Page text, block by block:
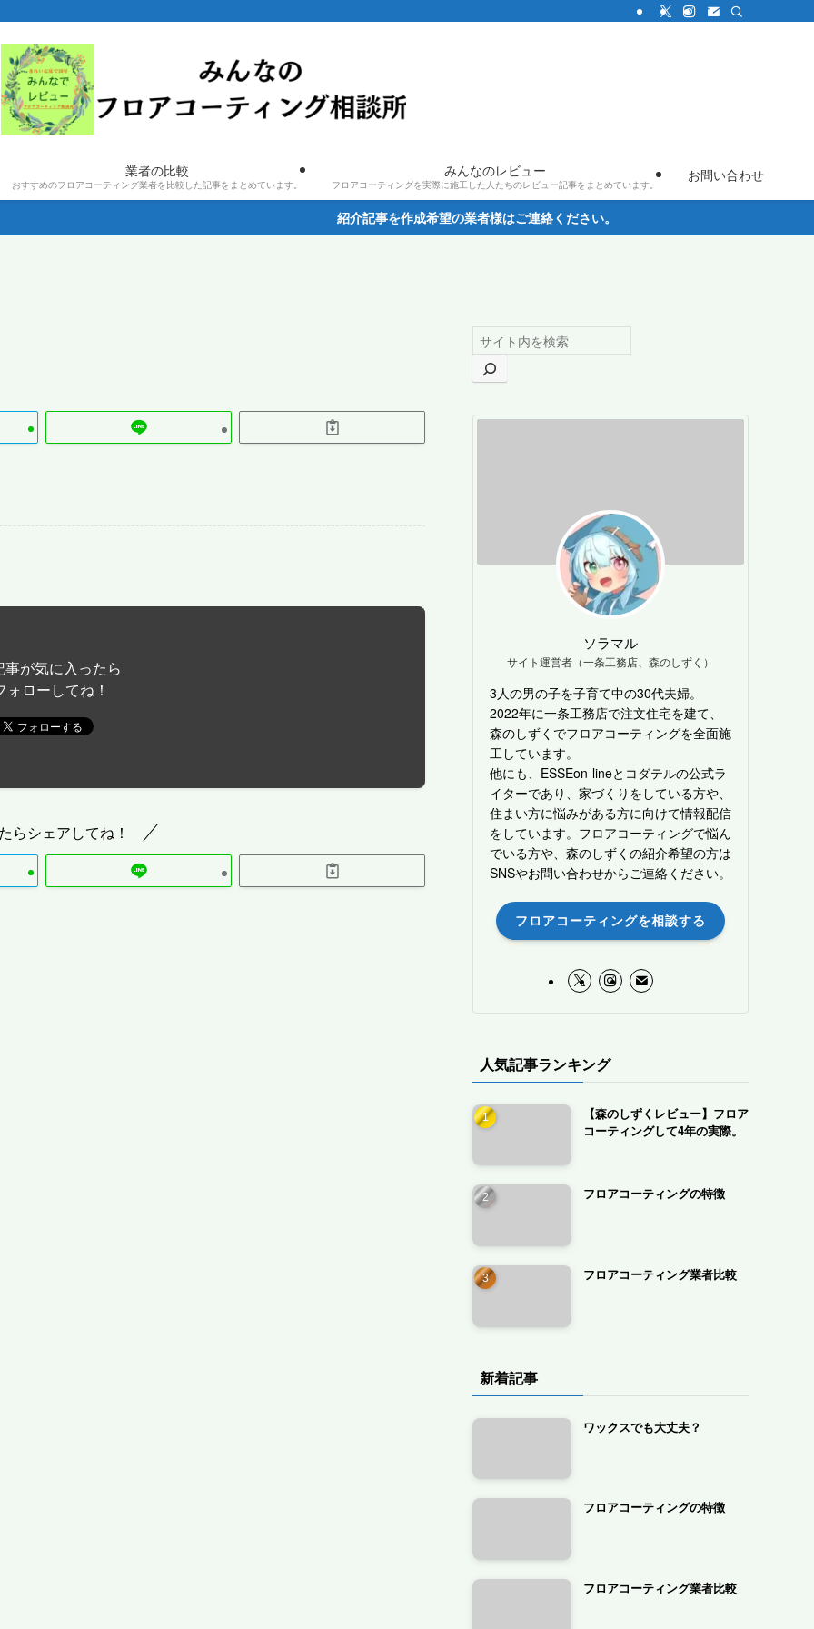
業者の比較
おすすめのフロアコーティング業者を比較した記事をまとめています。
みんなのレビュー
フロアコーティングを実際に施工した人たちのレビュー記事をまとめています。
お問い合わせ
紹介記事を作成希望の業者様はご連絡ください。
事が気に入ったら
ローしてね！
らシェアしてね！
ソラマル
サイト運営者（一条工務店、森のしずく）
3人の男の子を子育て中の30代夫婦。
2022年に一条工務店で注文住宅を建て、
森のしずくでフロアコーティングを全面施
工しています。
他にも、ESSEon-lineとコダテルの公式ラ
イターであり、家づくりをしている方や、
住まい方に悩みがある方に向けて情報配信
をしています。フロアコーティングで悩ん
でいる方や、森のしずくの紹介希望の方は
SNSやお問い合わせからご連絡ください。
フロアコーティングを相談する
人気記事ランキング
【森のしずくレビュー】フロア
コーティングして4年の実際。
フロアコーティングの特徴
フロアコーティング業者比較
新着記事
ワックスでも大丈夫？
フロアコーティングの特徴
フロアコーティング業者比較